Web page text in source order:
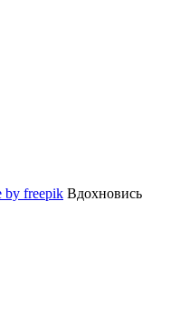
by freepik Вдохновись